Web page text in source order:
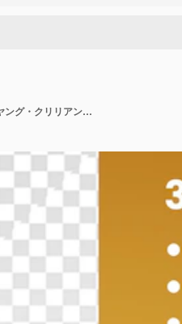
ゴールデン・ベンガル・キャット・キャット・シッティング・ヤング・クリリアン・ボブテイル